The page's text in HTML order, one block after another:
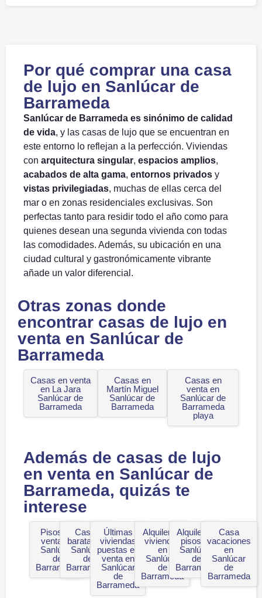
Por qué comprar una casa
de lujo en Sanlúcar de
Barrameda
Sanlúcar de Barrameda es sinónimo de calidad
de vida, y las casas de lujo que se encuentran en
este entorno lo reflejan a la perfección. Viviendas
con arquitectura singular, espacios amplios,
acabados de alta gama, entornos privados y
vistas privilegiadas, muchas de ellas cerca del
mar o en zonas residenciales exclusivas. Son
perfectas tanto para residir todo el año como para
quienes desean una segunda vivienda con todas
las comodidades. Además, su ubicación en una
ciudad cultural y gastronómicamente vibrante
añade un valor diferencial.
Otras zonas donde
encontrar casas de lujo en
venta en Sanlúcar de
Barrameda
Casas en venta
en La Jara
Sanlúcar de
Barrameda
Casas en
Martín Miguel
Sanlúcar de
Barrameda
Casas en
venta en
Sanlúcar de
Barrameda
playa
Además de casas de lujo
en venta en Sanlúcar de
Barrameda, quizás te
interese
Pisos en
venta en
Sanlúcar
de
Barrameda
Casas
baratas en
Sanlúcar
de
Barrameda
Últimas
viviendas
puestas en
venta en
Sanlúcar
de
Barrameda
Alquiler de
viviendas
en
Sanlúcar
de
Barrameda
Alquiler de
pisos en
Sanlúcar
de
Barrameda
Casa
vacaciones
en
Sanlúcar
de
Barrameda